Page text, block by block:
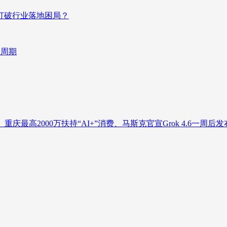
行业落地困局？
期
庆最高2000万扶持“AI+”消费、马斯克官宣Grok 4.6一周后发